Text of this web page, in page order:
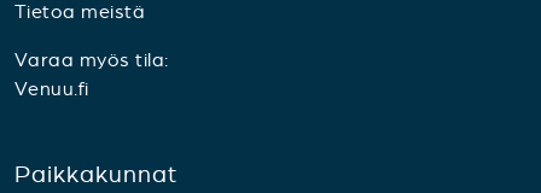
Tietoa meistä
Varaa myös tila:
Venuu.fi
Paikkakunnat